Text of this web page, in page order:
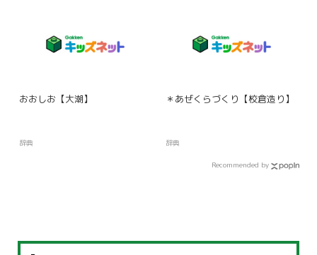
おおしお【大潮】
辞典
＊あぜくらづくり【校倉造り】
辞典
Recommended by